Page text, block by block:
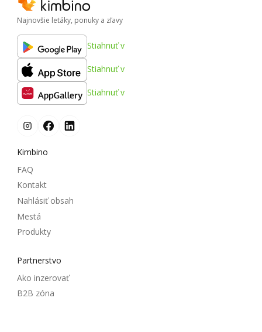
Najnovšie letáky, ponuky a zľavy
Stiahnuť v
Stiahnuť v
Stiahnuť v
Kimbino
FAQ
Kontakt
Nahlásiť obsah
Mestá
Produkty
Partnerstvo
Ako inzerovať
B2B zóna